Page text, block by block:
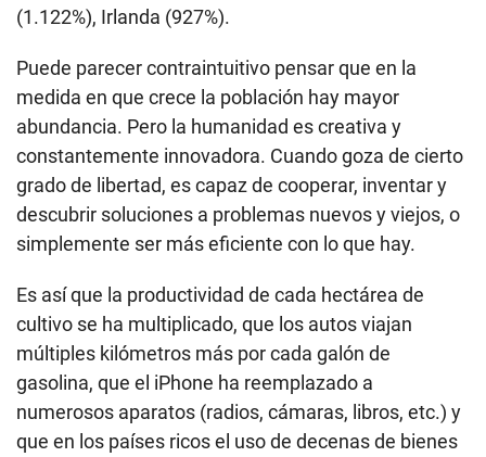
(1.122%), Irlanda (927%).
Puede parecer contraintuitivo pensar que en la
medida en que crece la población hay mayor
abundancia. Pero la humanidad es creativa y
constantemente innovadora. Cuando goza de cierto
grado de libertad, es capaz de cooperar, inventar y
descubrir soluciones a problemas nuevos y viejos, o
simplemente ser más eficiente con lo que hay.
Es así que la productividad de cada hectárea de
cultivo se ha multiplicado, que los autos viajan
múltiples kilómetros más por cada galón de
gasolina, que el iPhone ha reemplazado a
numerosos aparatos (radios, cámaras, libros, etc.) y
que en los países ricos el uso de decenas de bienes